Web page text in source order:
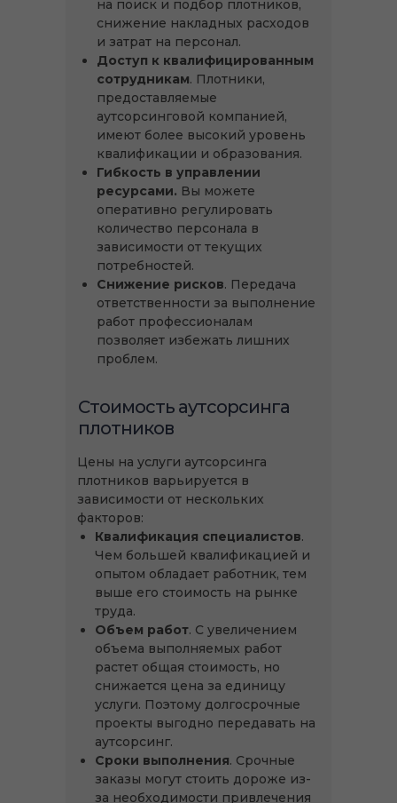
на поиск и подбор плотников,
снижение накладных расходов
и затрат на персонал.
Доступ к квалифицированным
сотрудникам. Плотники,
предоставляемые
аутсорсинговой компанией,
имеют более высокий уровень
квалификации и образования.
Гибкость в управлении
ресурсами. Вы можете
оперативно регулировать
количество персонала в
зависимости от текущих
потребностей.
Снижение рисков. Передача
ответственности за выполнение
работ профессионалам
позволяет избежать лишних
проблем.
Цены на услуги аутсорсинга
плотников варьируется в
зависимости от нескольких
факторов:
Квалификация специалистов.
Чем большей квалификацией и
опытом обладает работник, тем
выше его стоимость на рынке
труда.
Объем работ. С увеличением
объема выполняемых работ
растет общая стоимость, но
снижается цена за единицу
услуги. Поэтому долгосрочные
проекты выгодно передавать на
аутсорсинг.
Сроки выполнения. Срочные
заказы могут стоить дороже из-
за необходимости привлечения
Стоимость аутсорсинга
плотников